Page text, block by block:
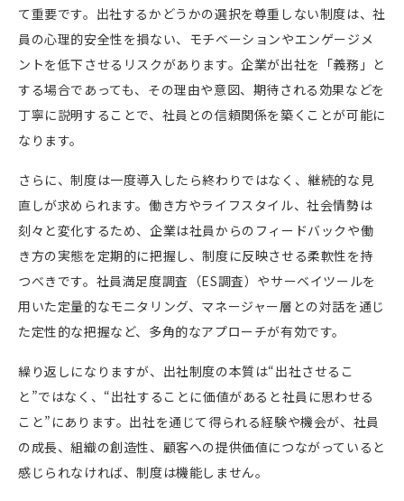
て重要です。出社するかどうかの選択を尊重しない制度は、社
員の心理的安全性を損ない、モチベーションやエンゲージメ
ントを低下させるリスクがあります。企業が出社を「義務」と
する場合であっても、その理由や意図、期待される効果などを
丁寧に説明することで、社員との信頼関係を築くことが可能に
なります。
さらに、制度は一度導入したら終わりではなく、継続的な見
直しが求められます。働き方やライフスタイル、社会情勢は
刻々と変化するため、企業は社員からのフィードバックや働
き方の実態を定期的に把握し、制度に反映させる柔軟性を持
つべきです。社員満足度調査（ES調査）やサーベイツールを
用いた定量的なモニタリング、マネージャー層との対話を通じ
た定性的な把握など、多角的なアプローチが有効です。
繰り返しになりますが、出社制度の本質は“出社させるこ
と”ではなく、“出社することに価値があると社員に思わせる
こと”にあります。出社を通じて得られる経験や機会が、社員
の成長、組織の創造性、顧客への提供価値につながっていると
感じられなければ、制度は機能しません。